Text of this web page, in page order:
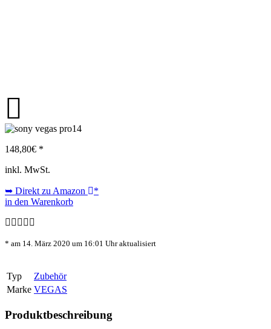
148,80€ *
inkl. MwSt.
➥ Direkt zu Amazon
*
in den Warenkorb
* am 14. März 2020 um 16:01 Uhr aktualisiert
Typ
Zubehör
Marke VEGAS
Produktbeschreibung